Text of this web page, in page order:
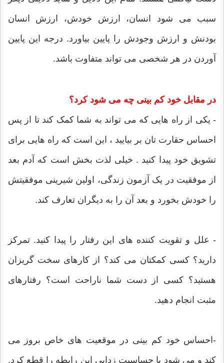
سبب می شود انسان، ارزش خودش، ارزش انسان
بودنش و ارزش وجودش را پایین بیاورد. درجه این پایین
آوردن در هر شخصی می تواند متفاوت باشد.
در مقابل خود کم بینی چه می شود کرد؟
- یکی از راه هایی که می تواند به شما کمک کند تا از پس
احساس حقارت تان بر بیایید ، این است که راه هایی برای
تشویق خود پیدا کنید . خیلی لذت بخش است که آدم بعد
از موفقیت در یک آزمون زندگی، اولین شیرینی موفقیتش
را خودش بخورد و بعد آن را به دیگران تعارف کند.
- علل و تقویت کننده های این رفتار را پیدا کنید. تمرکز
دارید؟ کسی کمکتان می کند؟ از کارهای سخت گریزان
هستید؟ کسی از دست شما ناراحت است؟ رفتارهای
مثبت انجام دهید.
-احساس خود کم بینی در موقعیت های خاص بروز می
کند و می شود با حساسیت زدایی این رابطه را قطع کرد.